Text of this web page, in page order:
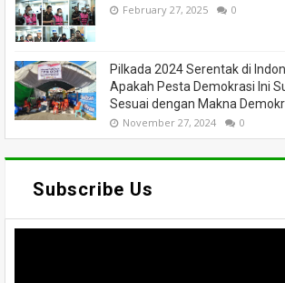
February 27, 2025 0
Pilkada 2024 Serentak di
Apakah Pesta Demokrasi Ini
Sesuai dengan Makna
November 27, 2024 0
Subscribe Us